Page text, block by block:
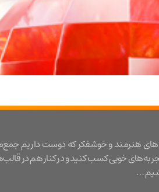
هنرمند و خوشفکر که دوست داریم
خوبی کسب کنید و در کنار هم در
…